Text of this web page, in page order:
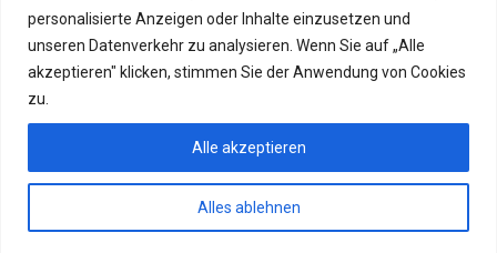
personalisierte Anzeigen oder Inhalte einzusetzen und
unseren Datenverkehr zu analysieren. Wenn Sie auf „Alle
akzeptieren" klicken, stimmen Sie der Anwendung von Cookies
zu.
Alles ablehnen
Alle akzeptieren
Edelstahl Lochblech und vieles weiteres. Desweiteren bieten
wir auch Laserschneiden, Edelstahl Schilder,
Wasserstrahlschneiden, Firmenlogos aus Edelstahl, Fußmatten
aus Edelstahl an.
Wir akzeptieren